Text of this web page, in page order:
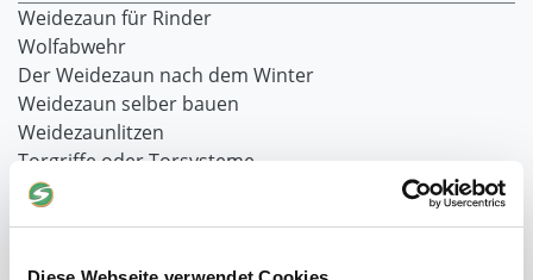
Weidezaun für Rinder
Wolfabwehr
Der Weidezaun nach dem Winter
Weidezaun selber bauen
Weidezaunlitzen
Torgriffe oder Torsysteme
Weidezaun Fehlersuche